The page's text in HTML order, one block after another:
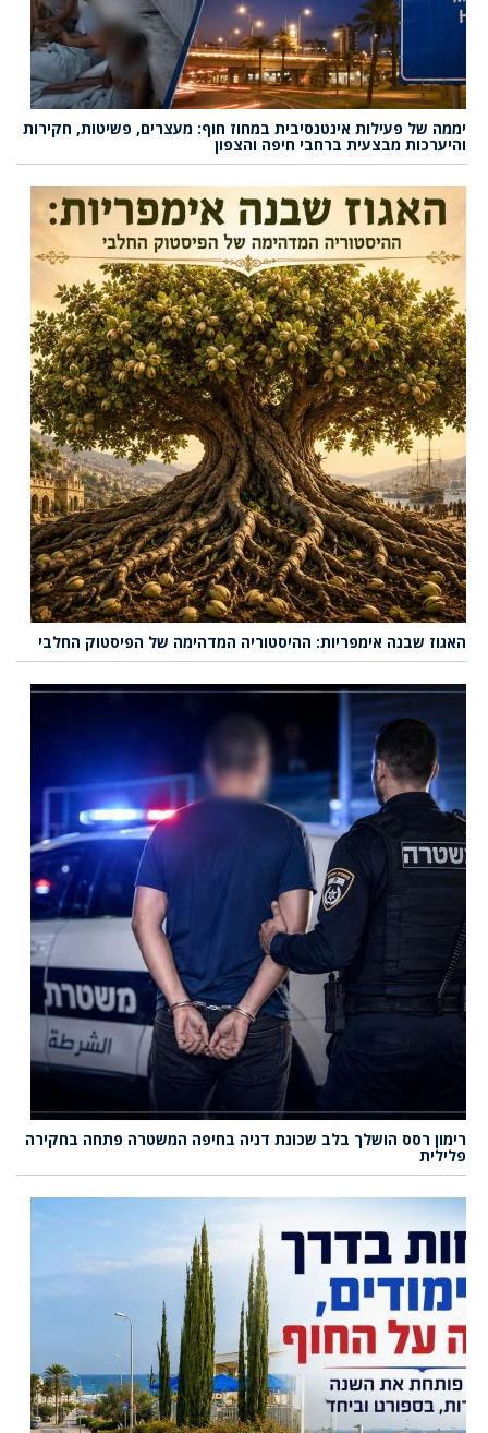
יממה של פעילות אינטנסיבית במחוז חוף: מעצרים, פשיטות, חקירות
והיערכות מבצעית ברחבי חיפה והצפון
האגוז שבנה אימפריות: ההיסטוריה המדהימה של הפיסטוק החלבי
רימון רסס הושלך בלב שכונת דניה בחיפה המשטרה פתחה בחקירה
פלילית